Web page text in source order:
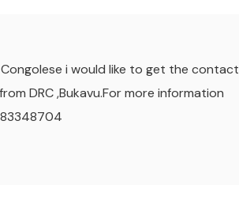
i would like to get the contact
DRC ,Bukavu.For more information